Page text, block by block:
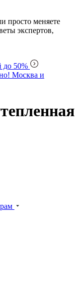
просто меняете
экспертов,
до 50%
Москва и